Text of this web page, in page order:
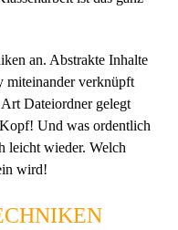
an. Abstrakte Inhalte
miteinander verknüpft
Dateiordner gelegt
Und was ordentlich
leicht wieder. Welch
wird!